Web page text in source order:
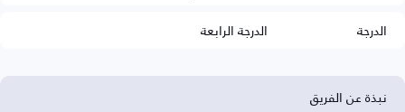
الدرجة
الدرجة الرابعة
نبذة عن الفريق